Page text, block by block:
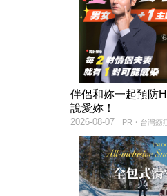
伴侶和妳一起預防
說愛妳！
PR・台灣癌
2026-08-07